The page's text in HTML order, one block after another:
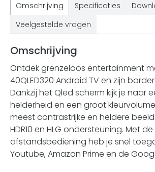
Omschrijving Specificaties
Veelgestelde vragen
Omschrijving
Ontdek grenzeloos entertainment
40QLED320 Android TV en zijn
Dankzij het Qled scherm kijk je naar
helderheid en een groot
meest contrastrijke en heldere
HDR10 en HLG ondersteuning. Met de
afstandsbediening heb je snel
Youtube, Amazon Prime en de